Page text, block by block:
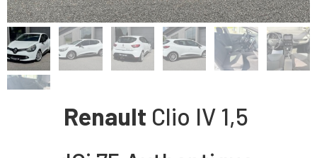
Renault Clio IV 1,5